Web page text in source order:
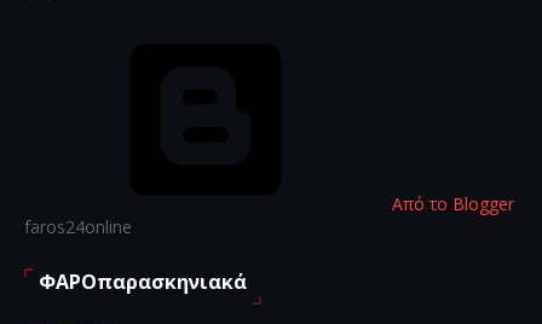
Από το Blogger
faros24online
ΦΑΡΟπαρασκηνιακά